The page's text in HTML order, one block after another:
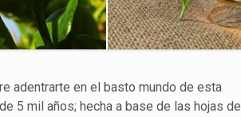
adentrarte en el basto mundo de esta
5 mil años; hecha a base de las hojas de